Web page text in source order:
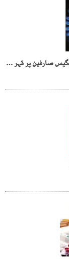
ایک ہزار 61 ارب کا اضافی بوجھ، نگراں حکومت نے بجلی،گیس صارفین پر قہر ڈھادیا